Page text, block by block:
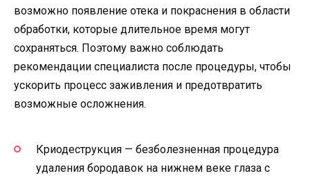
возможно появление отека и покраснения в области
обработки, которые длительное время могут
сохраняться. Поэтому важно соблюдать
рекомендации специалиста после процедуры, чтобы
ускорить процесс заживления и предотвратить
возможные осложнения.
Криодеструкция — безболезненная процедура
удаления бородавок на нижнем веке глаза с